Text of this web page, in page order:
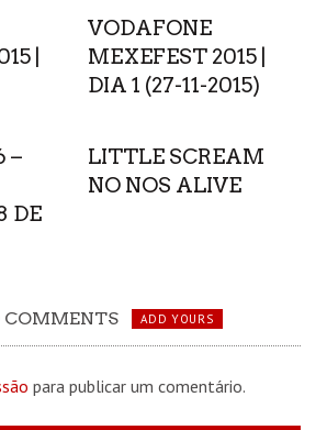
|
VODAFONE
MEXEFEST 2015 |
DIA 1 (27-11-2015)
–
DE
LITTLE SCREAM
NO NOS ALIVE
COMMENTS ADD YOURS
para publicar um comentário.